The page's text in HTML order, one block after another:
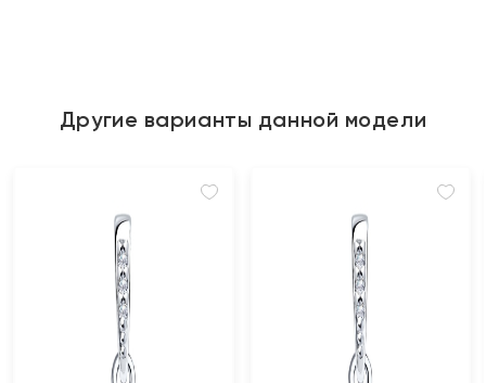
Другие варианты данной модели